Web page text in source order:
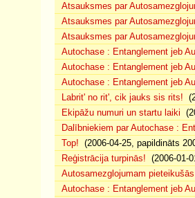
Atsauksmes par
Atsauksmes par
Atsauksmes par
Autochase : Entanglement jeb
Autochase : Entanglement jeb
Autochase : Entanglement jeb
Labrit' no rit', cik jauks sis rits!
Ekipāžu numuri un startu laiki
Dalībniekiem par Autochase :
Top! (2006-04-25, papildināts
Reģistrācija turpinās! (2006-01-
Autosamezglojumam
Autochase : Entanglement jeb